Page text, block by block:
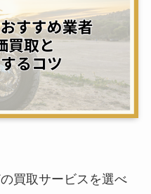
買取サービスを選べ